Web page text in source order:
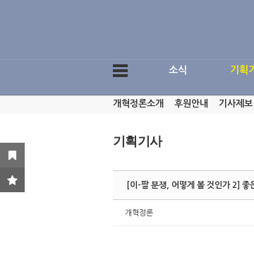
소식 기획
개혁정론소개 후원안내 기사제보
기획기사
[이-팔 분쟁, 어떻게 볼 것인가 2] 좋
개혁정론
Sketchbook5, 스케치북5
Sketchbook5, 스케치북5